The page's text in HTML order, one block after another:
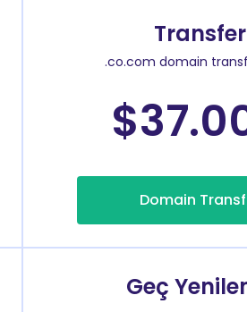
Transfer
.co.com domain
Domain
Geç